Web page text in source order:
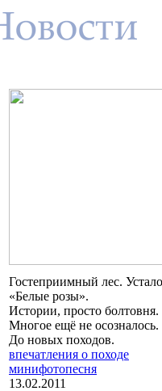
Гостеприимный лес.
«Белые розы».
Истории, просто
Многое ещё не
До новых походов.
впечатления о походе
минифотопесня
13.02.2011